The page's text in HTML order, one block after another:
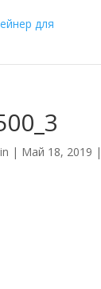
| Май 18, 2019 |